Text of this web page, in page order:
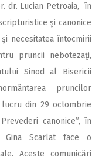
dr. Lucian Petroaia, în
şi canonice
necesitatea întocmirii
pruncii nebotezaţi,
Sinod al Bisericii
pruncilor
din 29 octombrie
canonice”, în
Gina Scarlat face o
Aceste comunicări